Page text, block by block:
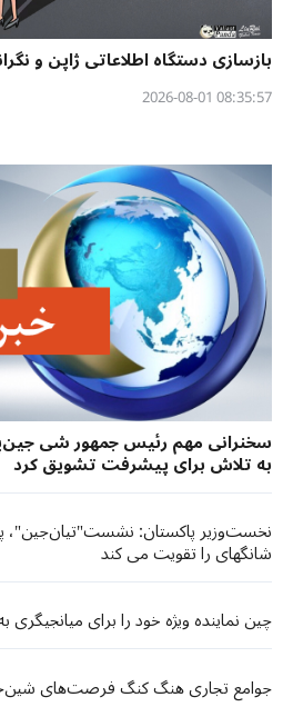
بازسازی دستگاه اطلاعاتی ژاپن و
08:35:57 2026-08-01
سخنرانی مهم رئیس جمهور شی
به تلاش برای پیشرفت تشویق کرد
نخست‌وزیر پاکستان: نشست"تیان‌جین"،
شانگهای را تقویت می کند
چین نماینده ویژه خود را برای میانجیگری
جوامع تجاری هنگ کنگ فرصت‌های